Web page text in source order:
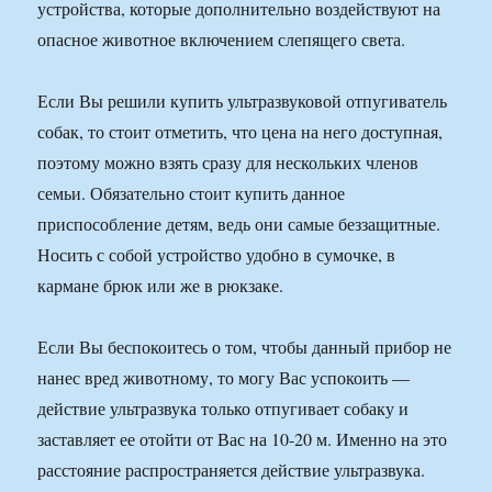
устройства, которые дополнительно воздействуют на
опасное животное включением слепящего света.
Если Вы решили купить ультразвуковой отпугиватель
собак, то стоит отметить, что цена на него доступная,
поэтому можно взять сразу для нескольких членов
семьи. Обязательно стоит купить данное
приспособление детям, ведь они самые беззащитные.
Носить с собой устройство удобно в сумочке, в
кармане брюк или же в рюкзаке.
Если Вы беспокоитесь о том, чтобы данный прибор не
нанес вред животному, то могу Вас успокоить —
действие ультразвука только отпугивает собаку и
заставляет ее отойти от Вас на 10-20 м. Именно на это
расстояние распространяется действие ультразвука.